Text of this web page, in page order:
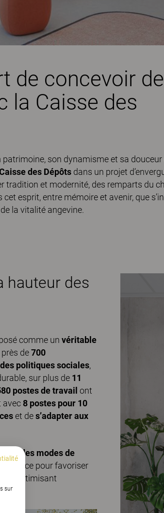
de concevoir
la Caisse des
son dynamisme et sa douceur
des Dépôts dans un projet
tradition et modernité, des remparts du
esprit, entre mémoire et avenir, que
la vitalité angevine.
hauteur des
comme un véritable
de700
politiques sociales,
sur plus de 11
postes de travail ont
avec 8 postes pour 10
et des’adapter aux
des modes de
l’espace pour favoriser
en optimisant
sur